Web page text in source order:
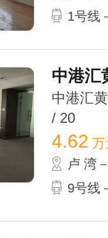
1号线
中港汇
中港汇
/ 20
4.62 万
卢 湾
9号线